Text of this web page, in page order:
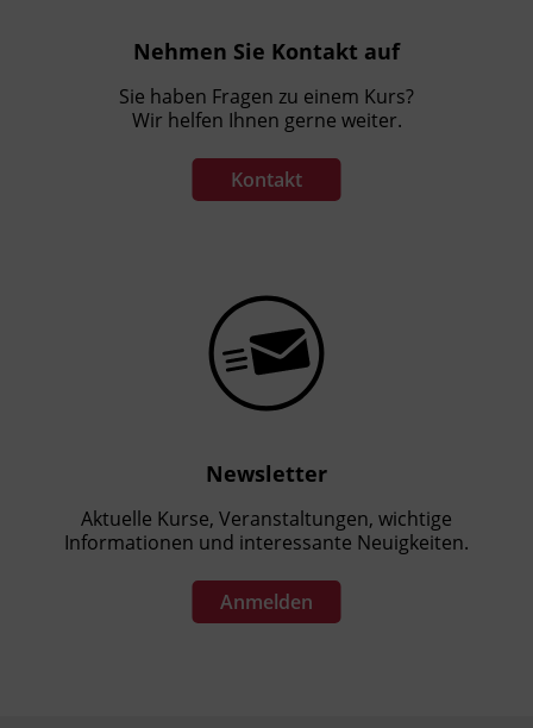
Nehmen Sie Kontakt auf
Sie haben Fragen zu einem Kurs?
Wir helfen Ihnen gerne weiter.
Kontakt
Newsletter
Aktuelle Kurse, Veranstaltungen, wichtige
Informationen und interessante Neuigkeiten.
Anmelden